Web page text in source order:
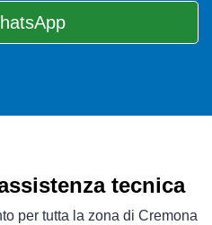
tecnica
per tutta la zona di Cremona